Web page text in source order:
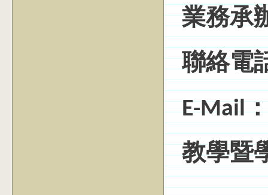
業務承
聯絡電
E-Mail
教學暨